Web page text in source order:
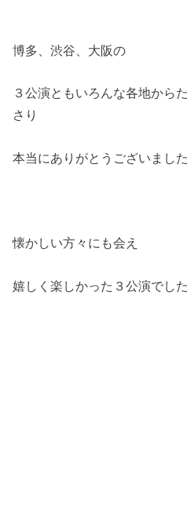
博多、渋谷、大阪の
３公演ともいろんな各地から
さり
本当にありがとうございました
懐かしい方々にも会え
嬉しく楽しかった３公演でした